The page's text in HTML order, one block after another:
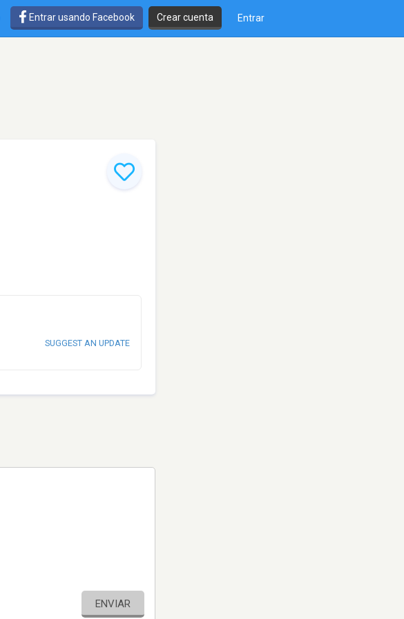
Entrar usando Facebook Crear cuenta Entrar
SUGGEST AN UPDATE
ENVIAR